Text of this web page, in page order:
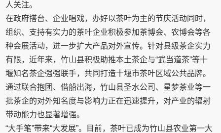
人关注。
在政府搭台、企业唱戏，办好以茶叶为主的节庆活动同时，
组织、支持有实力的茶叶企业积极参加茶博会、农博会等各
种会展活动，进一步扩大产品对外宣传。针对县级茶企实力
有限，近年来，竹山县积极助推本土茶企与“武当道茶”等十
堰知名茶企强强联手，共同打造十堰市茶叶区域公共品牌。
通过联合抱团、借船出海，竹山县圣水公司、星梦茶业等一
批茶企的对外知名度与影响力正在迅速提升，对产业的辐射
带动能力也显著增强。
“大手笔”带来“大发展”。目前，茶叶已成为竹山县农业第一大